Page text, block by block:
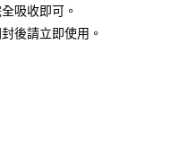
儲值。
結帳。
，將跳轉至「AFTEE先享後付」
吸收即可。
後請立即使用。